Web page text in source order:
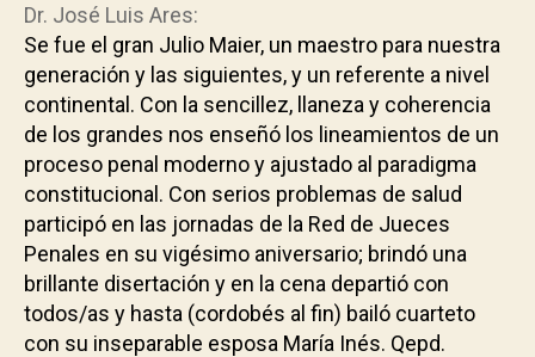
Dr. José Luis Ares:
Se fue el gran Julio Maier, un maestro para nuestra
generación y las siguientes, y un referente a nivel
continental. Con la sencillez, llaneza y coherencia
de los grandes nos enseñó los lineamientos de un
proceso penal moderno y ajustado al paradigma
constitucional. Con serios problemas de salud
participó en las jornadas de la Red de Jueces
Penales en su vigésimo aniversario; brindó una
brillante disertación y en la cena departió con
todos/as y hasta (cordobés al fin) bailó cuarteto
con su inseparable esposa María Inés. Qepd.